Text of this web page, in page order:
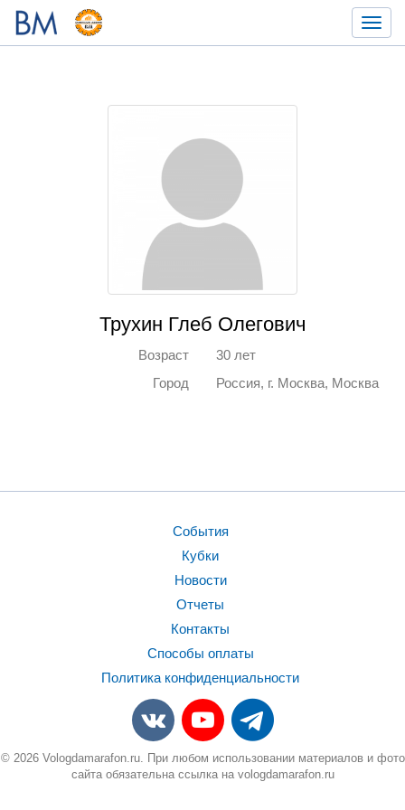
Трухин Глеб Олегович
Возраст
30 лет
Город
Россия, г. Москва, Москва
События
Кубки
Новости
Отчеты
Контакты
Способы оплаты
Политика конфиденциальности
© 2026 Vologdamarafon.ru. При любом использовании материалов и фото
сайта обязательна ссылка на vologdamarafon.ru